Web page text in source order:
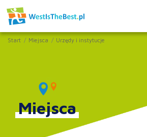
Start Miejsca Urzędy i instytucje
Miejsca